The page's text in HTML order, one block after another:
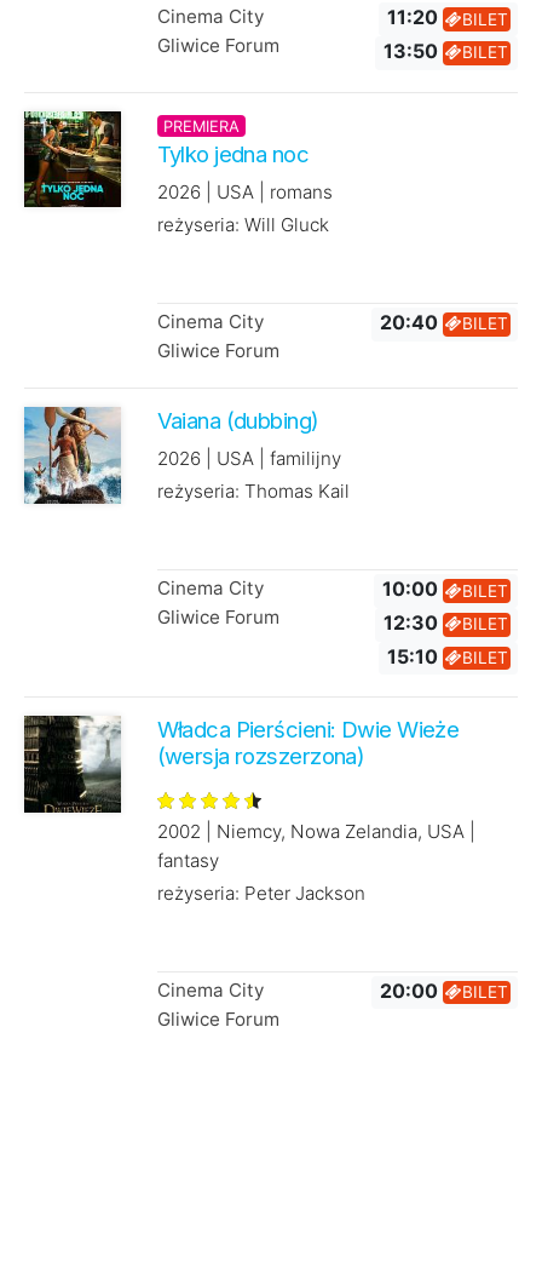
Cinema City
Gliwice Forum
11:20 BILET
13:50 BILET
PREMIERA
Tylko jedna noc
2026 | USA | romans
reżyseria: Will Gluck
Cinema City
Gliwice Forum
20:40 BILET
Vaiana (dubbing)
2026 | USA | familijny
reżyseria: Thomas Kail
Cinema City
Gliwice Forum
10:00 BILET
12:30 BILET
15:10 BILET
Władca Pierścieni: Dwie Wieże
(wersja rozszerzona)
2002 | Niemcy, Nowa Zelandia, USA |
fantasy
reżyseria: Peter Jackson
Cinema City
Gliwice Forum
20:00 BILET